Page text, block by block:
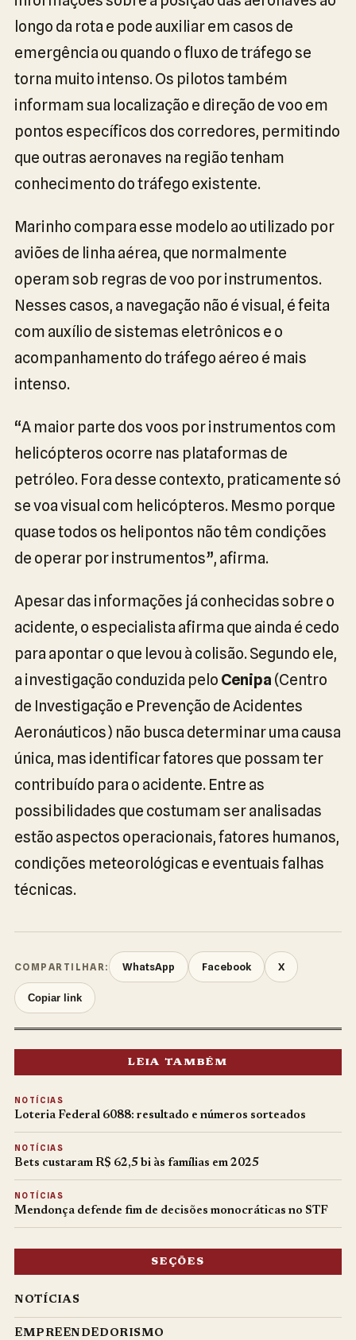
longo da rota e pode auxiliar em casos de
emergência ou quando o fluxo de tráfego se
torna muito intenso. Os pilotos também
informam sua localização e direção de voo em
pontos específicos dos corredores, permitindo
que outras aeronaves na região tenham
conhecimento do tráfego existente.
Marinho compara esse modelo ao utilizado por
aviões de linha aérea, que normalmente
operam sob regras de voo por instrumentos.
Nesses casos, a navegação não é visual, é feita
com auxílio de sistemas eletrônicos e o
acompanhamento do tráfego aéreo é mais
intenso.
“A maior parte dos voos por instrumentos com
helicópteros ocorre nas plataformas de
petróleo. Fora desse contexto, praticamente só
se voa visual com helicópteros. Mesmo porque
quase todos os helipontos não têm condições
de operar por instrumentos”, afirma.
Apesar das informações já conhecidas sobre o
acidente, o especialista afirma que ainda é cedo
para apontar o que levou à colisão. Segundo ele,
a investigação conduzida pelo Cenipa (Centro
de Investigação e Prevenção de Acidentes
Aeronáuticos) não busca determinar uma causa
única, mas identificar fatores que possam ter
contribuído para o acidente. Entre as
possibilidades que costumam ser analisadas
estão aspectos operacionais, fatores humanos,
condições meteorológicas e eventuais falhas
técnicas.
COMPARTILHAR: WhatsApp Facebook X
Copiar link
LEIA TAMBÉM
NOTÍCIAS
Loteria Federal 6088: resultado e números sorteados
NOTÍCIAS
Bets custaram R$ 62,5 bi às famílias em 2025
NOTÍCIAS
Mendonça defende fim de decisões monocráticas no STF
SEÇÕES
NOTÍCIAS
EMPREENDEDORISMO